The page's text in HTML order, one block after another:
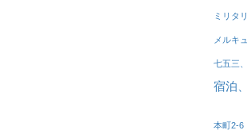
ミリタ
メルキ
七五三
宿泊
本町2-6